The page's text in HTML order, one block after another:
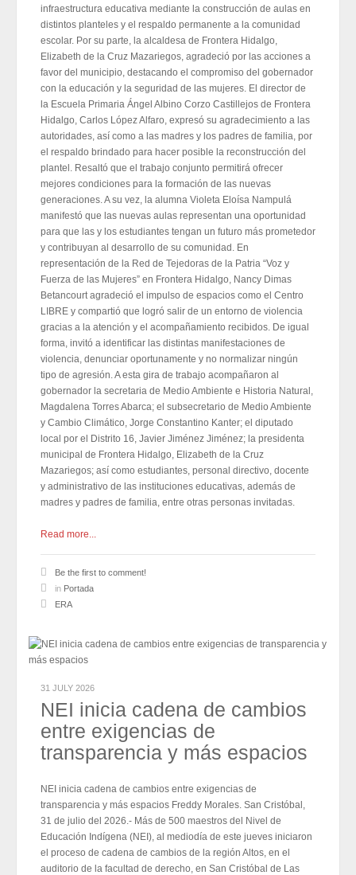
infraestructura educativa mediante la construcción de aulas en
distintos planteles y el respaldo permanente a la comunidad
escolar. Por su parte, la alcaldesa de Frontera Hidalgo,
Elizabeth de la Cruz Mazariegos, agradeció por las acciones a
favor del municipio, destacando el compromiso del gobernador
con la educación y la seguridad de las mujeres. El director de
la Escuela Primaria Ángel Albino Corzo Castillejos de Frontera
Hidalgo, Carlos López Alfaro, expresó su agradecimiento a las
autoridades, así como a las madres y los padres de familia, por
el respaldo brindado para hacer posible la reconstrucción del
plantel. Resaltó que el trabajo conjunto permitirá ofrecer
mejores condiciones para la formación de las nuevas
generaciones. A su vez, la alumna Violeta Eloísa Nampulá
manifestó que las nuevas aulas representan una oportunidad
para que las y los estudiantes tengan un futuro más prometedor
y contribuyan al desarrollo de su comunidad. En
representación de la Red de Tejedoras de la Patria “Voz y
Fuerza de las Mujeres” en Frontera Hidalgo, Nancy Dimas
Betancourt agradeció el impulso de espacios como el Centro
LIBRE y compartió que logró salir de un entorno de violencia
gracias a la atención y el acompañamiento recibidos. De igual
forma, invitó a identificar las distintas manifestaciones de
violencia, denunciar oportunamente y no normalizar ningún
tipo de agresión. A esta gira de trabajo acompañaron al
gobernador la secretaria de Medio Ambiente e Historia Natural,
Magdalena Torres Abarca; el subsecretario de Medio Ambiente
y Cambio Climático, Jorge Constantino Kanter; el diputado
local por el Distrito 16, Javier Jiménez Jiménez; la presidenta
municipal de Frontera Hidalgo, Elizabeth de la Cruz
Mazariegos; así como estudiantes, personal directivo, docente
y administrativo de las instituciones educativas, además de
madres y padres de familia, entre otras personas invitadas.
Read more...
Be the first to comment!
in Portada
ERA
31 JULY 2026
NEI inicia cadena de cambios
entre exigencias de
transparencia y más espacios
NEI inicia cadena de cambios entre exigencias de
transparencia y más espacios Freddy Morales. San Cristóbal,
31 de julio del 2026.- Más de 500 maestros del Nivel de
Educación Indígena (NEI), al mediodía de este jueves iniciaron
el proceso de cadena de cambios de la región Altos, en el
auditorio de la facultad de derecho, en San Cristóbal de Las